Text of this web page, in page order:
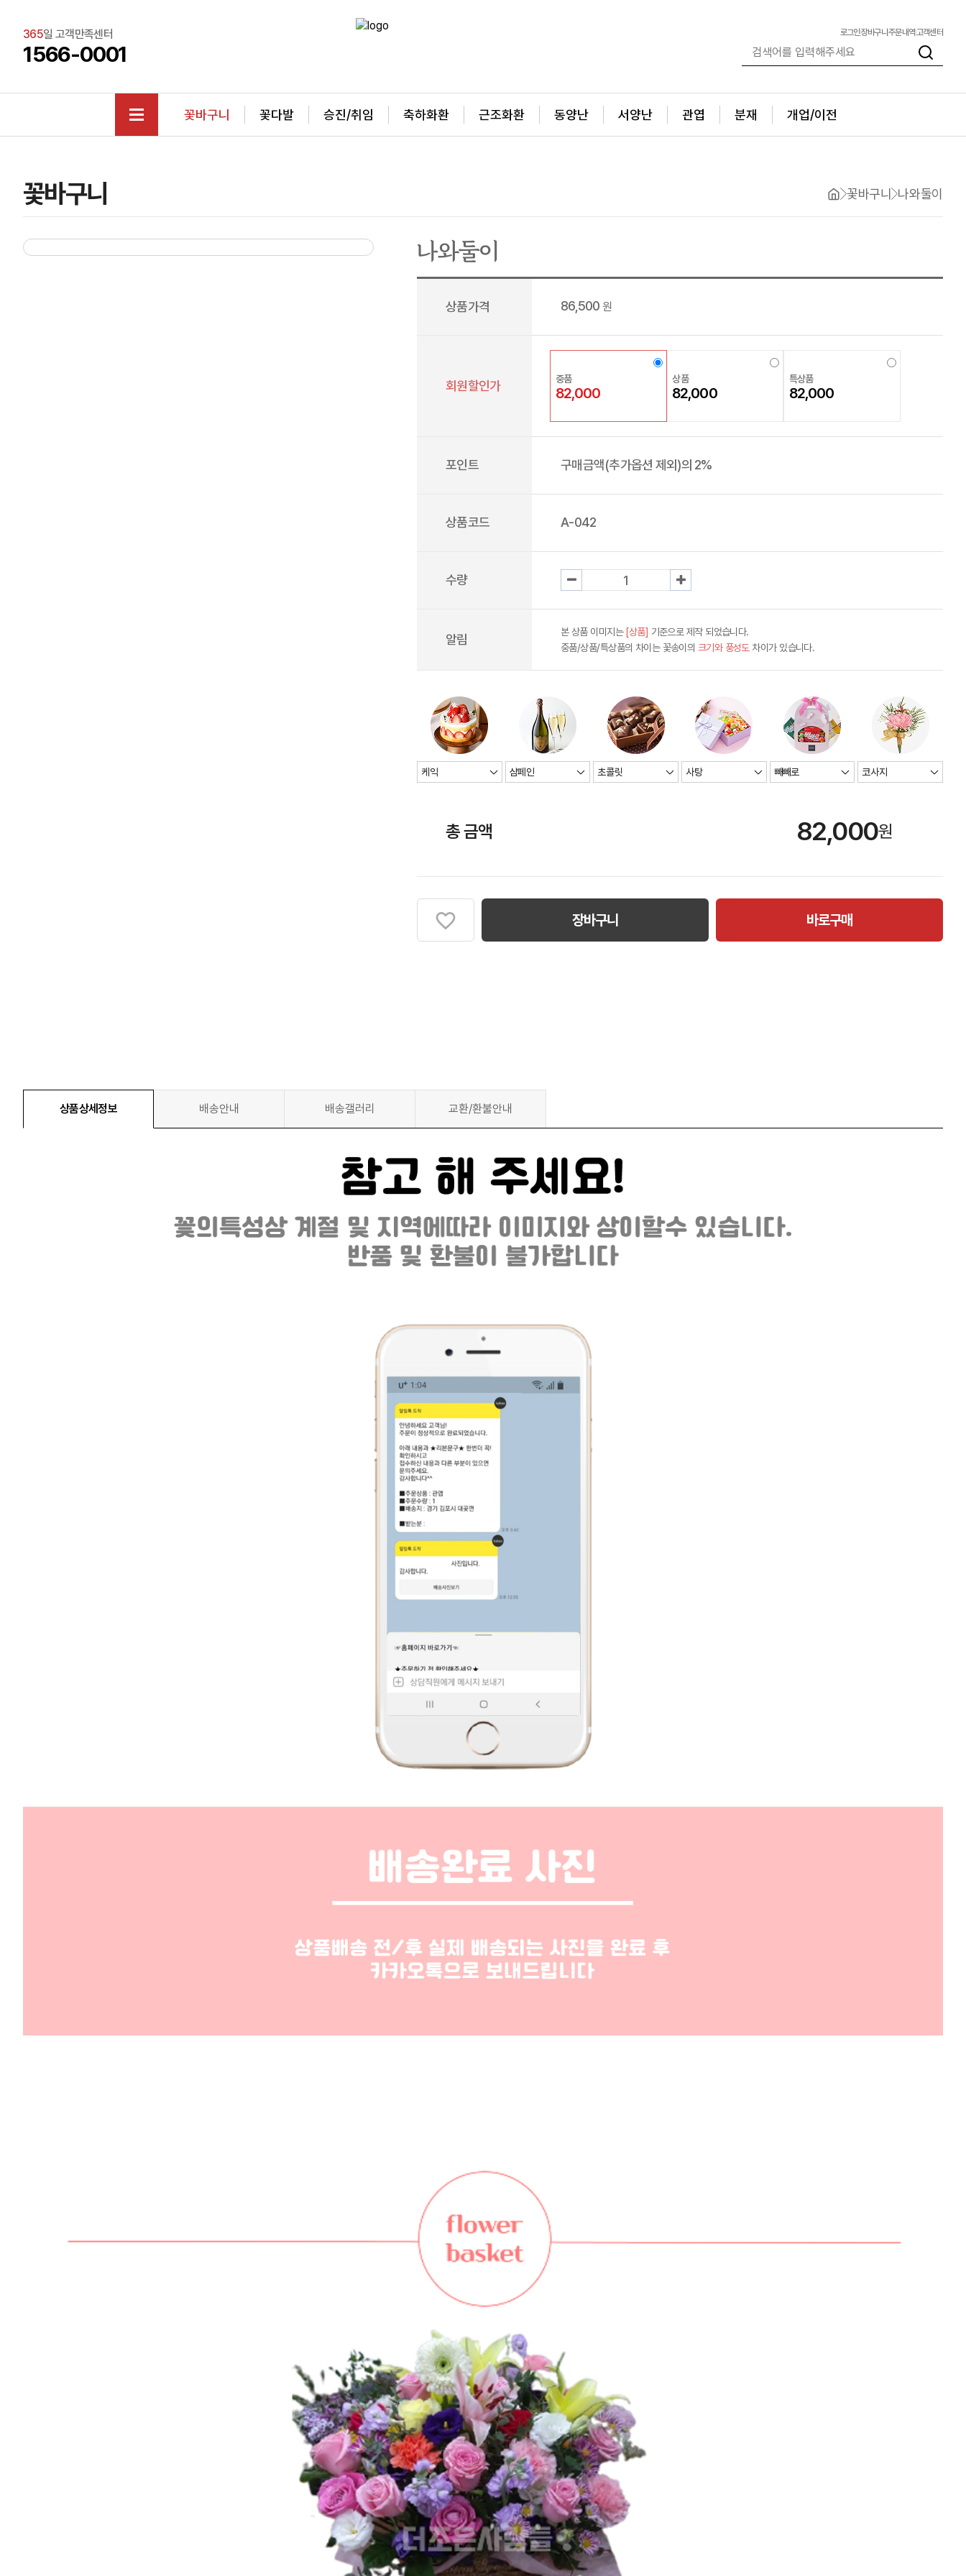
365일 고객만족센터
1566-0001
로그인장바구니 주문내역고객센터
꽃바구니 꽃다발 승진/취임 축하화환 근조화환 동양난 서양난 관엽 분재 개업/이전
꽃바구니 꽃바구니 나와둘이
나와둘이
상품가격 86,500 원
회원할인가 중품
82,000
상품
82,000
특상품
82,000
포인트 구매금액(추가옵션 제외)의 2%
상품코드 A-042
수량
알림 본 상품 이미지는 [상품] 기준으로 제작 되었습니다.
중품/상품/특상품의 차이는 꽃송이의 크기와 풍성도 차이가 있습니다.
총 금액 82,000원
장바구니 바로구매
상품상세정보 배송안내 배송갤러리 교환/환불안내